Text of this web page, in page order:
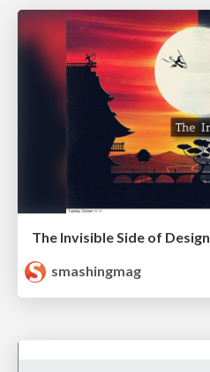
The Invisible Side of Design
smashingmag